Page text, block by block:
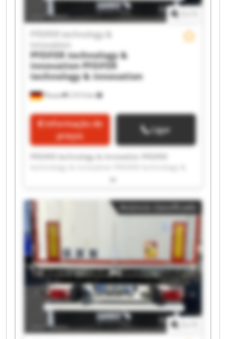
Plauen 2 013 km
PFEIFER technology &
innovation
PFEIFER technology &
innovationPFEIFER
technology & innovation
Informação de
preços
Ligar
PFEIFER technology & innovation PFEIFER
innovation PFEIFER technology & innovation
technology & innovation PFEIFER technology &
innovation PFEIFER technology & innovation
PFEIFER technology & innovation PFEIFER
technology & innovation PFEIFER technology &
innovation PFEIFER technology & innovation
PFEIFER technology & innovation PFEIFER
technology & innovation PFEIFER technology &
innovation PFEIFER technology & innovation
PFEIFER technology & innovation PFEIFER
technology & innovation PFEIFER technology &
innovation PFEIFER technology & innovation